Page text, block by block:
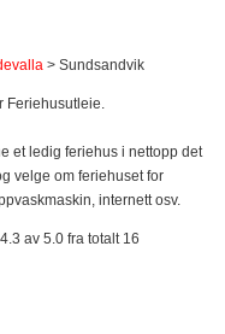
> Sundsandvik
Feriehusutleie.
et ledig feriehus i nettopp det
velge om feriehuset for
internett osv.
av 5.0 fra totalt 16